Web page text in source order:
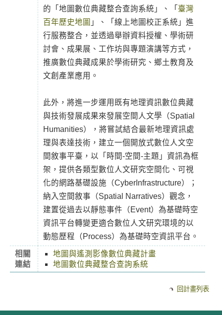
的「地圖數位典藏整合查詢系統」、「 臺灣
百年歷史地圖 」、「線上地圖校正系統」進
行服務整合，並透過舉辦資料授權、學術研
討會、成果展、工作坊與專題演講等方式，
推廣數位典藏成果於學術研究、鄉土教育及
文創產業應用。
此外，將進一步運用既有地理資訊數位典藏
與技術發展成果來發展空間人文學（Spatial
Humanities），將嘗試結合最新地理資訊處
理與表達技術，建立一個開放式數位人文空
間敘事平臺，以「時間-空間-主題」資訊為框
架，提供各類型數位人文研究空間化、可視
化的網路基礎設施（CyberInfrastructure）；
納入空間敘事（Spatial Narratives）觀念，
建置從過去以靜態事件（Event）為基礎時空
資訊平台轉變更適合數位人文研究環境的以
動態歷程（Process）為基礎時空資訊平台。
相關
連結
地圖與遙測影像數位典藏計畫
地圖數位典藏整合查詢系統
回計畫列表